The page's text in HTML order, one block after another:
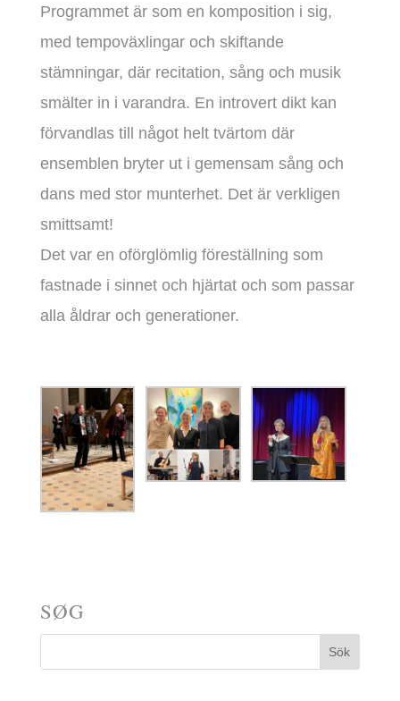
Programmet är som en komposition i sig,
med tempoväxlingar och skiftande
stämningar, där recitation, sång och musik
smälter in i varandra. En introvert dikt kan
förvandlas till något helt tvärtom där
ensemblen bryter ut i gemensam sång och
dans med stor munterhet. Det är verkligen
smittsamt!
Det var en oförglömlig föreställning som
fastnade i sinnet och hjärtat och som passar
alla åldrar och generationer.
SØG